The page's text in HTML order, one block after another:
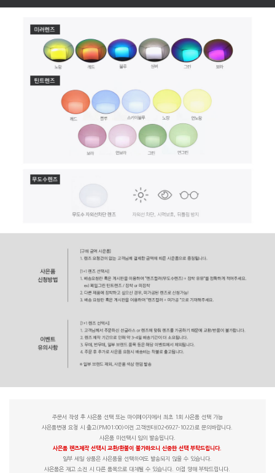
주문서 작성 후 사은품 선택 또는 마이페이지에서 최초 1회 사은품 선택 가능
사은품변경 요청 시 출고(PM01:00)이전 고객센터(02-6927-1022)로 문의바랍니다.
사은품 미선택시 임의 발송됩니다.
사은품 렌즈제작 선택시 교환/환불이 불가하오니 신중한 선택 부탁드립니다.
일부 세일 상품은 사은품을 선택하여도 발송되지 않을 수 있습니다.
사은품은 재고 소진 시 다른 품목으로 대체될 수 있습니다. 이점 양해 부탁드립니다.